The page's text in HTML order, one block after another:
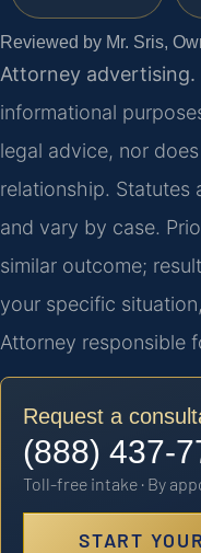
Reviewed by Mr. Sris,
Attorney advertising.
informational
legal advice, nor
relationship. Statutes
and vary by case.
similar outcome;
your specific
Attorney responsible
Request a
(888) 437-
Toll-free intake · By
START